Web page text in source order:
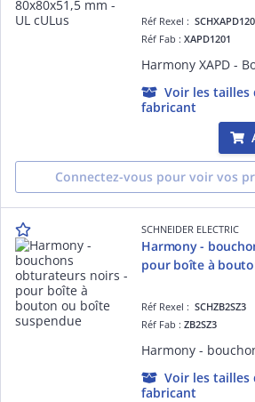
Réf Rexel :
Réf Fab :XAPD1201
Voir les tailles
fabricant
Connectez-vous pour voir vos
SCHNEIDER ELECTRIC
Harmony -
pour boîte à
Réf Rexel :SCHZB2SZ3
Réf Fab :ZB2SZ3
Voir les tailles
fabricant